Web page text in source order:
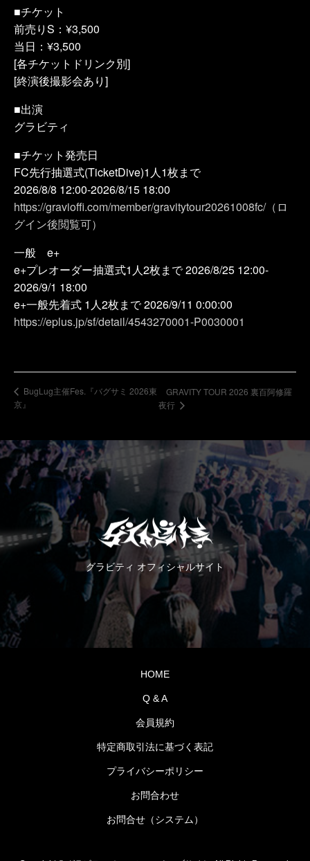
■チケット
前売りS：¥3,500
当日：¥3,500
[各チケットドリンク別]
[終演後撮影会あり]
■出演
グラビティ
■チケット発売日
FC先行抽選式(TicketDive)1人1枚まで
2026/8/8 12:00-2026/8/15 18:00
https://gravioffi.com/member/gravitytour20261008fc/（ロ
グイン後閲覧可）
一般 e+
e+プレオーダー抽選式1人2枚まで 2026/8/25 12:00-
2026/9/1 18:00
e+一般先着式 1人2枚まで 2026/9/11 0:00:00
https://eplus.jp/sf/detail/4543270001-P0030001
BugLug主催Fes.『バグサミ 2026東
京』
GRAVITY TOUR 2026 裏百阿修羅
夜行
グラビティ オフィシャルサイト
HOME
Q & A
会員規約
特定商取引法に基づく表記
プライバシーポリシー
お問合わせ
お問合せ（システム）